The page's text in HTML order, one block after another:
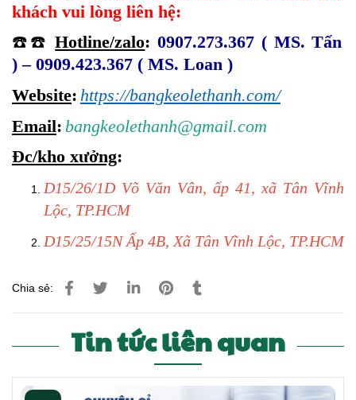
khách vui lòng liên hệ:
☎️☎️ Hotline/zalo: 0907.273.367 ( MS. Tấn
) – 0909.423.367 ( MS. Loan )
Website: https://bangkeolethanh.com/
Email: bangkeolethanh@gmail.com
Đc/kho xưởng:
D15/26/1D Võ Văn Vân, ấp 41, xã Tân Vĩnh
Lộc, TP.HCM
D15/25/15N Ấp 4B, Xã Tân Vĩnh Lộc, TP.HCM
Chia sẻ:
Tin tức liên quan